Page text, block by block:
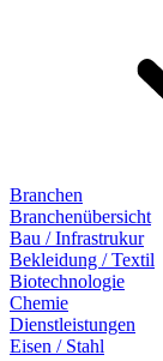
Branchen
Branchenübersicht
Bau / Infrastrukur
Bekleidung / Textil
Biotechnologie
Chemie
Dienstleistungen
Eisen / Stahl